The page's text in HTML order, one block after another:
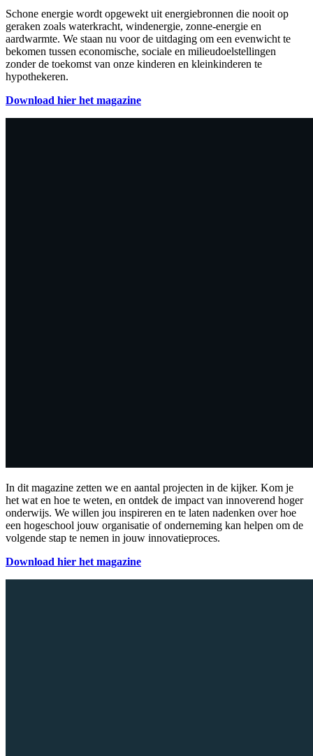
Schone energie wordt opgewekt uit energiebronnen die nooit op
geraken zoals waterkracht, windenergie, zonne-energie en
aardwarmte. We staan nu voor de uitdaging om een evenwicht te
bekomen tussen economische, sociale en milieudoelstellingen
zonder de toekomst van onze kinderen en kleinkinderen te
hypothekeren.
Download hier het magazine
In dit magazine zetten we en aantal projecten in de kijker. Kom je
het wat en hoe te weten, en ontdek de impact van innoverend hoger
onderwijs. We willen jou inspireren en te laten nadenken over hoe
een hogeschool jouw organisatie of onderneming kan helpen om de
volgende stap te nemen in jouw innovatieproces.
Download hier het magazine